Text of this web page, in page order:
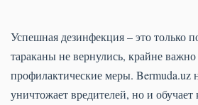
Успешная дезинфекция – это только
тараканы не вернулись, крайне
профилактические меры. Bermuda.uz
уничтожает вредителей, но и обучает